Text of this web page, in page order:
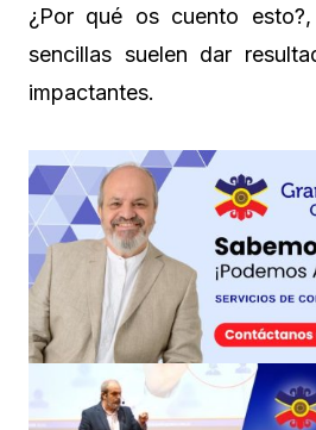
¿Por qué os cuento
sencillas suelen dar
impactantes.